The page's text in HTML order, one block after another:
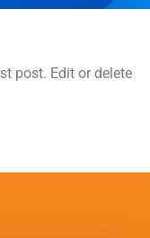
post. Edit or delete